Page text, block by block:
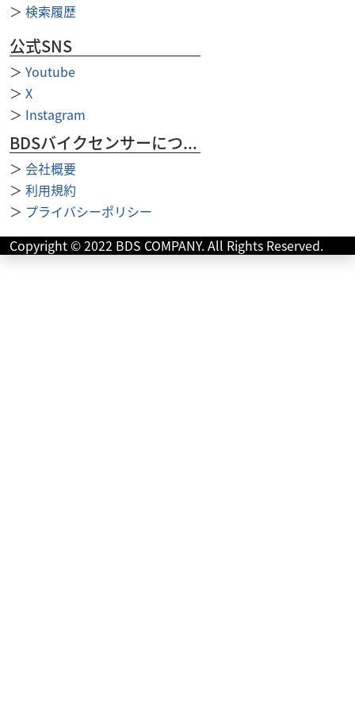
2026/07/17
往年の名車！【Vストローム250】2026年モデル発表！
ツーリング先でどこでも見かけるほど人気の【Vストローム
250】の2026年モデルが登場！ ヘッドライトはLEDを搭載！
【発売日】 2026年7...
＞ 検索履歴
公式SNS
＞ Youtube
＞ X
＞ Instagram
BDSバイクセンサーについて
＞ 会社概要
＞ 利用規約
＞ プライバシーポリシー
Copyright © 2022 BDS COMPANY. All Rights Reserved.